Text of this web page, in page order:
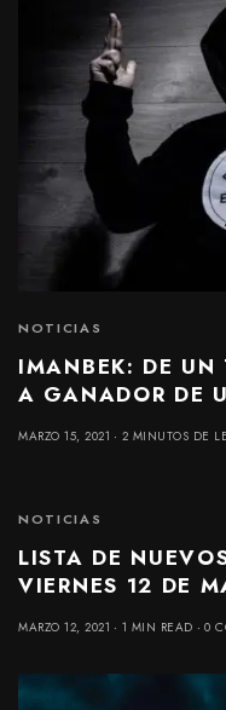
NOTICIAS
IMANBEK: DE
A GANADOR DE
MARZO 15, 2021 2 MINUTOS DE
NOTICIAS
LISTA DE
VIERNES 12 DE
MARZO 12, 2021 1 MIN READ 0